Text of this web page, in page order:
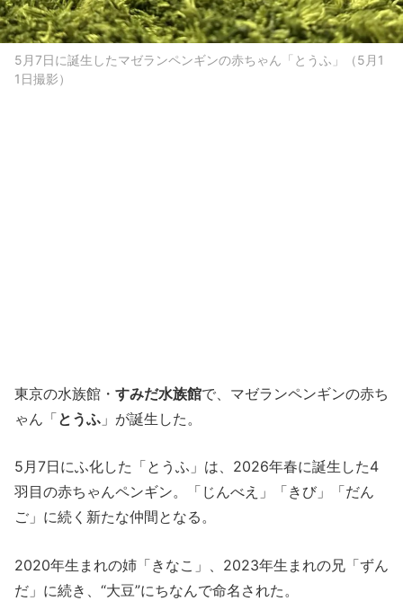
5月7日に誕生したマゼランペンギンの赤ちゃん「とうふ」（5月1
1日撮影）
東京の水族館・ すみだ水族館で、マゼランペンギンの赤ち
ゃん「とうふ 」が誕生した。
5月7日にふ化した「とうふ」は、2026年春に誕生した4
羽目の赤ちゃんペンギン。「じんべえ」「きび」「だん
ご」に続く新たな仲間となる。
2020年生まれの姉「きなこ」、2023年生まれの兄「ずん
だ」に続き、“大豆”にちなんで命名された。